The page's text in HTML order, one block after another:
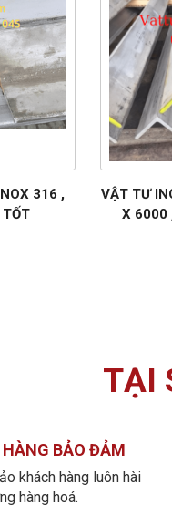
316 ,
VẬT TƯ
X 6000
TẠI
BẢO ĐẢM
khách hàng luôn hài
hàng hoá.